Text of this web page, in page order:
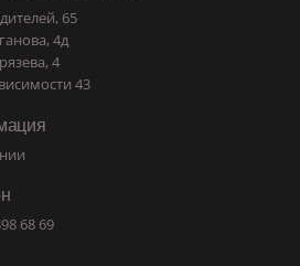
65
4д
4
43
68 69